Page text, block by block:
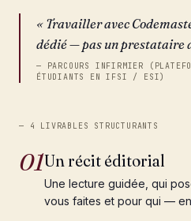
« Travailler avec
dédié — pas un prestataire
— PARCOURS INFIRMIER
ÉTUDIANTS EN IFSI / ESI)
— 4 LIVRABLES STRUCTURANTS
01Un récit éditorial
Une lecture guidée, qui
vous faites et pour qui —